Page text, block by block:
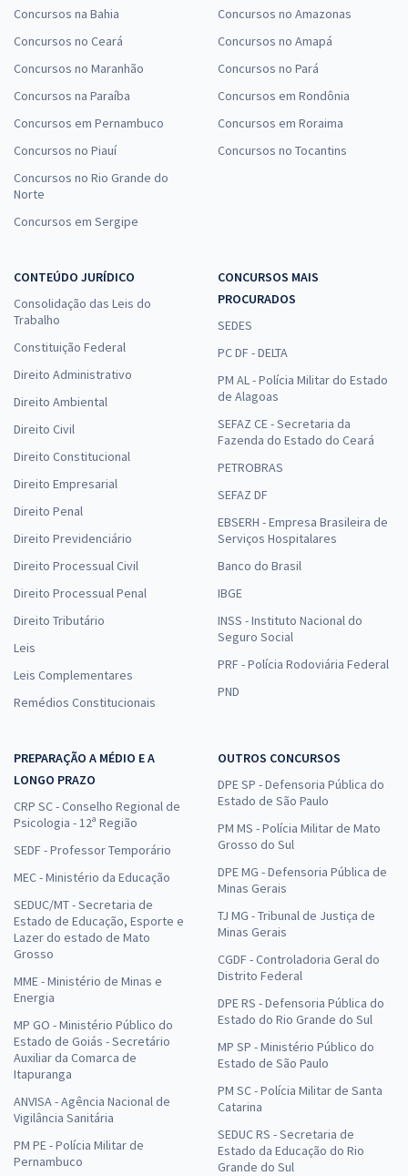
Concursos na Bahia
Concursos no Ceará
Concursos no Maranhão
Concursos na Paraíba
Concursos em Pernambuco
Concursos no Piauí
Concursos no Rio Grande do
Norte
Concursos em Sergipe
Concursos no Amazonas
Concursos no Amapá
Concursos no Pará
Concursos em Rondônia
Concursos em Roraima
Concursos no Tocantins
CONTEÚDO JURÍDICO
Consolidação das Leis do
Trabalho
Constituição Federal
Direito Administrativo
Direito Ambiental
Direito Civil
Direito Constitucional
Direito Empresarial
Direito Penal
Direito Previdenciário
Direito Processual Civil
Direito Processual Penal
Direito Tributário
Leis
Leis Complementares
Remédios Constitucionais
CONCURSOS MAIS
PROCURADOS
SEDES
PC DF - DELTA
PM AL - Polícia Militar do Estado
de Alagoas
SEFAZ CE - Secretaria da
Fazenda do Estado do Ceará
PETROBRAS
SEFAZ DF
EBSERH - Empresa Brasileira de
Serviços Hospitalares
Banco do Brasil
IBGE
INSS - Instituto Nacional do
Seguro Social
PRF - Polícia Rodoviária Federal
PND
PREPARAÇÃO A MÉDIO E A
LONGO PRAZO
CRP SC - Conselho Regional de
Psicologia - 12ª Região
SEDF - Professor Temporário
MEC - Ministério da Educação
SEDUC/MT - Secretaria de
Estado de Educação, Esporte e
Lazer do estado de Mato
Grosso
MME - Ministério de Minas e
Energia
MP GO - Ministério Público do
Estado de Goiás - Secretário
Auxiliar da Comarca de
Itapuranga
ANVISA - Agência Nacional de
Vigilância Sanitária
PM PE - Polícia Militar de
Pernambuco
OUTROS CONCURSOS
DPE SP - Defensoria Pública do
Estado de São Paulo
PM MS - Polícia Militar de Mato
Grosso do Sul
DPE MG - Defensoria Pública de
Minas Gerais
TJ MG - Tribunal de Justiça de
Minas Gerais
CGDF - Controladoria Geral do
Distrito Federal
DPE RS - Defensoria Pública do
Estado do Rio Grande do Sul
MP SP - Ministério Público do
Estado de São Paulo
PM SC - Polícia Militar de Santa
Catarina
SEDUC RS - Secretaria de
Estado da Educação do Rio
Grande do Sul